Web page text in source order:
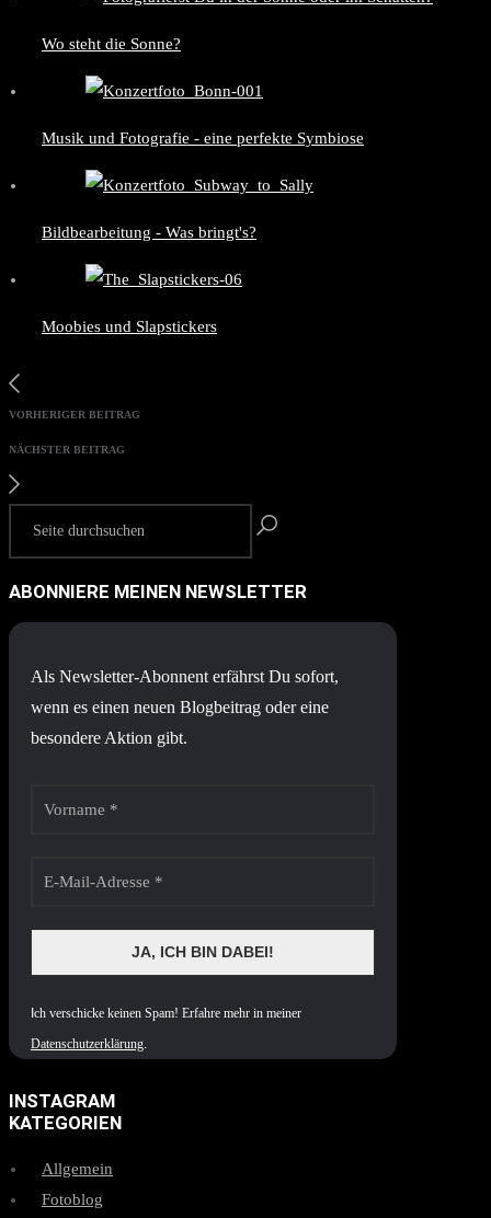
Wo steht die Sonne?
Musik und Fotografie - eine perfekte Symbiose
Bildbearbeitung - Was bringt's?
Moobies und Slapstickers
VORHERIGER BEITRAG
NÄCHSTER BEITRAG
ABONNIERE MEINEN NEWSLETTER
Als Newsletter-Abonnent erfährst Du sofort,
wenn es einen neuen Blogbeitrag oder eine
besondere Aktion gibt.
ch verschicke keinen Spam! Erfahre mehr in meiner
Datenschutzerklärung.
INSTAGRAM
KATEGORIEN
Allgemein
Fotoblog